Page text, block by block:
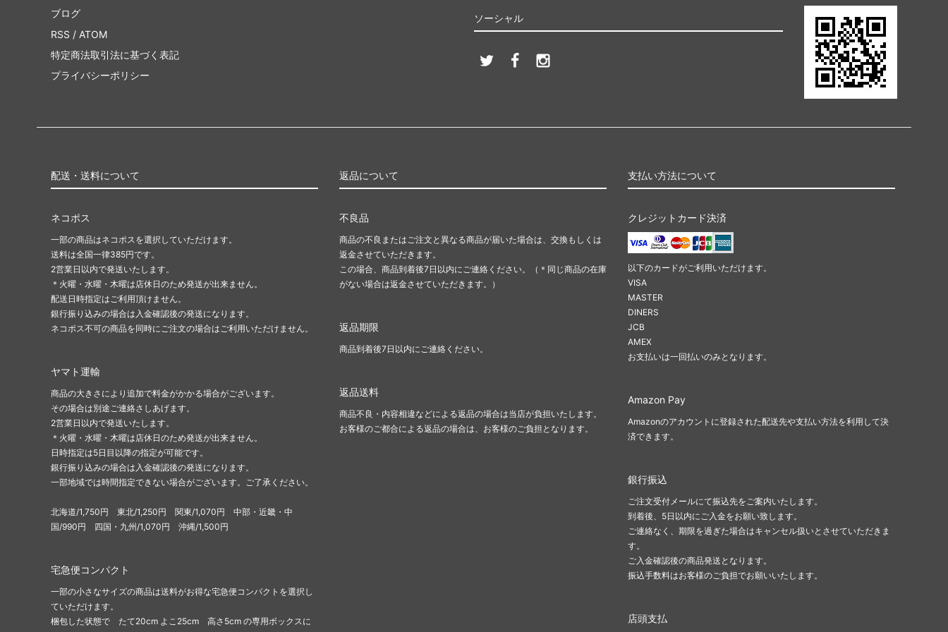
ソーシャル
ブログ
RSS / ATOM
特定商法取引法に基づく表記
プライバシーポリシー
配送・送料について
ネコポス
一部の商品はネコポスを選択していただけます。
送料は全国一律385円です。
2営業日以内で発送いたします。
＊火曜・水曜・木曜は店休日のため発送が出来ません。
配送日時指定はご利用頂けません。
銀行振り込みの場合は入金確認後の発送になります。
ネコポス不可の商品を同時にご注文の場合はご利用いただけません。
ヤマト運輸
商品の大きさにより追加で料金がかかる場合がございます。
その場合は別途ご連絡さしあげます。
2営業日以内で発送いたします。
＊火曜・水曜・木曜は店休日のため発送が出来ません。
日時指定は5日目以降の指定が可能です。
銀行振り込みの場合は入金確認後の発送になります。
一部地域では時間指定できない場合がございます。ご了承ください。
北海道/1,750円 東北/1,250円 関東/1,070円 中部・近畿・中
国/990円 四国・九州/1,070円 沖縄/1,500円
宅急便コンパクト
一部の小さなサイズの商品は送料がお得な宅急便コンパクトを選択し
ていただけます。
梱包した状態で たて20cm よこ25cm 高さ5cm の専用ボックスに
返品について
不良品
商品の不良またはご注文と異なる商品が届いた場合は、交換もしくは
返金させていただきます。
この場合、商品到着後7日以内にご連絡ください。（＊同じ商品の在庫
がない場合は返金させていただきます。）
返品期限
商品到着後7日以内にご連絡ください。
返品送料
商品不良・内容相違などによる返品の場合は当店が負担いたします。
お客様のご都合による返品の場合は、お客様のご負担となります。
支払い方法について
クレジットカード決済
以下のカードがご利用いただけます。
VISA
MASTER
DINERS
JCB
AMEX
お支払いは一回払いのみとなります。
Amazon Pay
Amazonのアカウントに登録された配送先や支払い方法を利用して決
済できます。
銀行振込
ご注文受付メールにて振込先をご案内いたします。
到着後、5日以内にご入金をお願い致します。
ご連絡なく、期限を過ぎた場合はキャンセル扱いとさせていただきま
す。
ご入金確認後の商品発送となります。
振込手数料はお客様のご負担でお願いいたします。
店頭支払